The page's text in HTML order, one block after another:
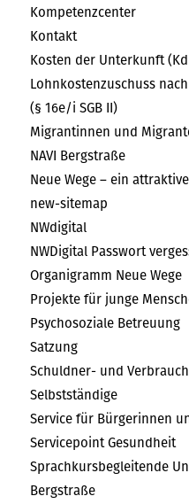
Kompetenzcenter
Kontakt
Kosten der Unterkunft
Lohnkostenzuschuss
(§ 16e/i SGB II)
Migrantinnen und
NAVI Bergstraße
Neue Wege – ein
new-sitemap
NWdigital
NWDigital Passwort
Organigramm Neue Wege
Projekte für junge
Psychosoziale Betreuung
Satzung
Schuldner- und
Selbstständige
Service für Bürgerinnen
Servicepoint Gesundheit
Sprachkursbegleitende
Bergstraße